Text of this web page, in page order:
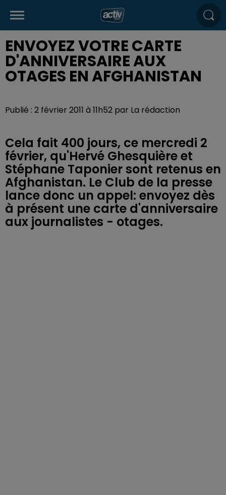
ENVOYEZ VOTRE CARTE
D'ANNIVERSAIRE AUX
OTAGES EN AFGHANISTAN
Publié : 2 février 2011 à 11h52 par La rédaction
Cela fait 400 jours, ce mercredi 2
février, qu'Hervé Ghesquière et
Stéphane Taponier sont retenus en
Afghanistan. Le Club de la presse
lance donc un appel: envoyez dès
à présent une carte d'anniversaire
aux journalistes - otages.